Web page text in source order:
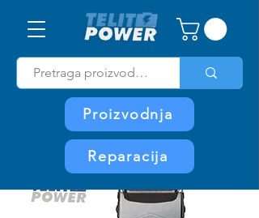
Proizvodnja
Reparacija